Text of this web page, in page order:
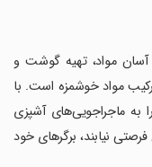
آسان مواد، تهیه گوشت و
مواد خوشمزه است. با
به ماجراجویی‌های آشپزی
نیابند، برگرهای خود